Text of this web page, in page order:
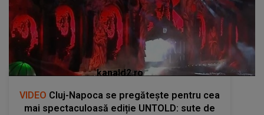
kanald2.ro
VIDEO Cluj-Napoca se pregătește pentru cea
mai spectaculoasă ediție UNTOLD: sute de